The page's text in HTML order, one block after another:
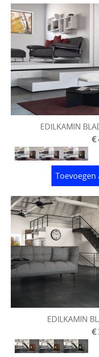
EDILKAMIN
€
EDILKAMIN
€